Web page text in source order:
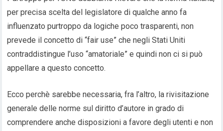
per precisa scelta del legislatore di qualche anno fa
influenzato purtroppo da logiche poco trasparenti, non
prevede il concetto di “fair use” che negli Stati Uniti
contraddistingue l’uso “amatoriale” e quindi non ci si può
appellare a questo concetto.
Ecco perchè sarebbe necessaria, fra l’altro, la rivisitazione
generale delle norme sul diritto d’autore in grado di
comprendere anche disposizioni a favore degli utenti e non